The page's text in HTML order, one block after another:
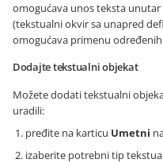
omogućava unos teksta
(tekstualni okvir sa unapred
omogućava primenu
Dodajte tekstualni objekat
Možete dodati tekstualni
uradili:
pređite na karticu Umetni
izaberite potrebni tip